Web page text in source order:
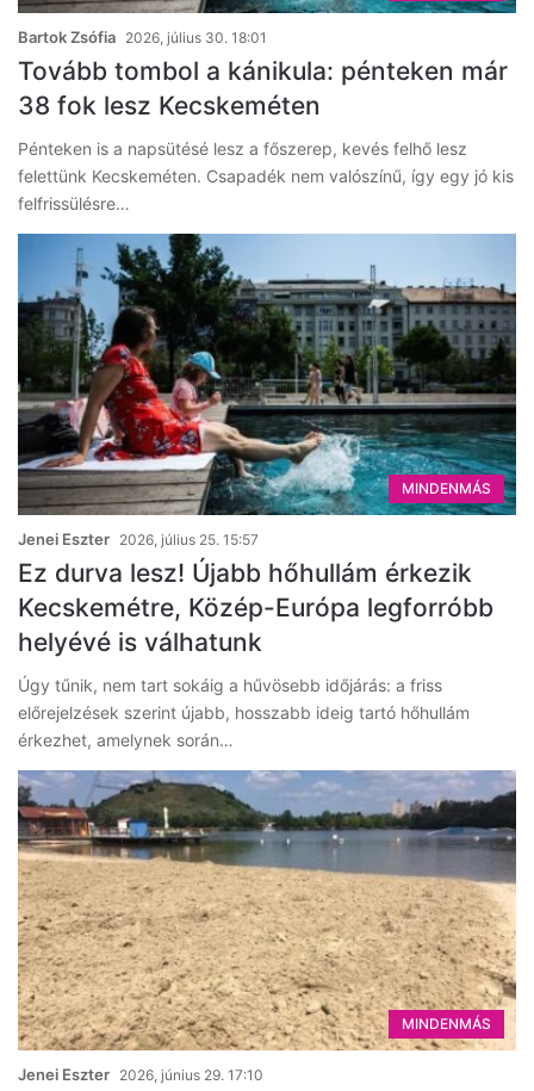
Bartok Zsófia 2026, július 30. 18:01
Tovább tombol a kánikula: pénteken már
38 fok lesz Kecskeméten
Pénteken is a napsütésé lesz a főszerep, kevés felhő lesz
felettünk Kecskeméten. Csapadék nem valószínű, így egy jó kis
felfrissülésre…
MINDENMÁS
Jenei Eszter 2026, július 25. 15:57
Ez durva lesz! Újabb hőhullám érkezik
Kecskemétre, Közép-Európa legforróbb
helyévé is válhatunk
Úgy tűnik, nem tart sokáig a hűvösebb időjárás: a friss
előrejelzések szerint újabb, hosszabb ideig tartó hőhullám
érkezhet, amelynek során…
MINDENMÁS
Jenei Eszter 2026, június 29. 17:10